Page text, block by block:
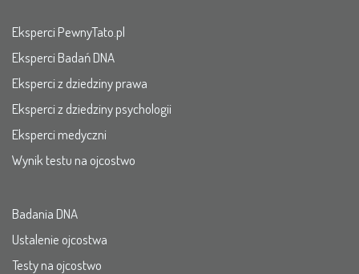
Eksperci PewnyTato.pl
Eksperci Badań DNA
Eksperci z dziedziny prawa
Eksperci z dziedziny psychologii
Eksperci medyczni
Wynik testu na ojcostwo
Badania DNA
Ustalenie ojcostwa
Testy na ojcostwo